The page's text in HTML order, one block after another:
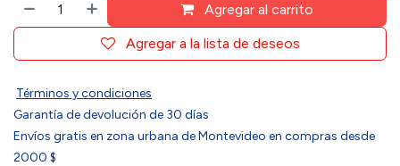
Agregar al carrito
Agregar a la lista de deseos
Términos y condiciones
Garantía de devolución de 30 días
Envíos gratis en zona urbana de Montevideo en compras desde
2000 $